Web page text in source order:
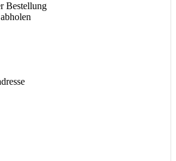
Bestellung